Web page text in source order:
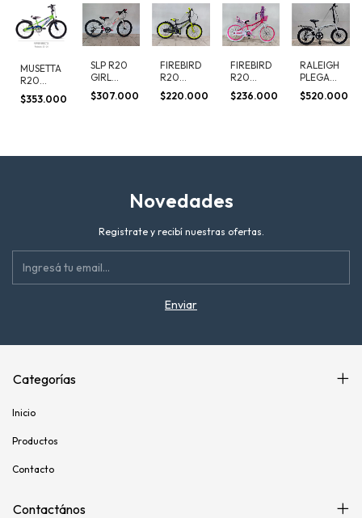
MUSETTA
R20
VIPER
$353.000
SLP R20
GIRL
5PRO
NEW
$307.000
FIREBIRD
R20
ROCKY
FULL
$220.000
FIREBIRD
R20
HONEY
FULL
$236.000
RALEIGH
PLEGABLE
R20
CURVE
$520.000
Novedades
Registrate y recibí nuestras ofertas.
Categorías
Inicio
Productos
Contacto
Contactános